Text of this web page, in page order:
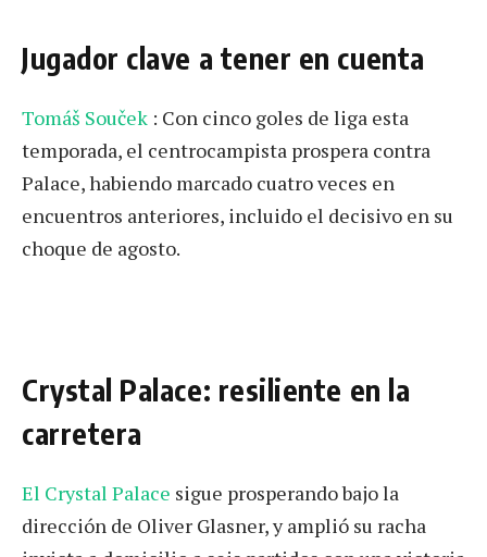
Jugador clave a tener en cuenta
Tomáš Souček : Con cinco goles de liga esta
temporada, el centrocampista prospera contra
Palace, habiendo marcado cuatro veces en
encuentros anteriores, incluido el decisivo en su
choque de agosto.
Crystal Palace: resiliente en la
carretera
El Crystal Palace sigue prosperando bajo la
dirección de Oliver Glasner, y amplió su racha